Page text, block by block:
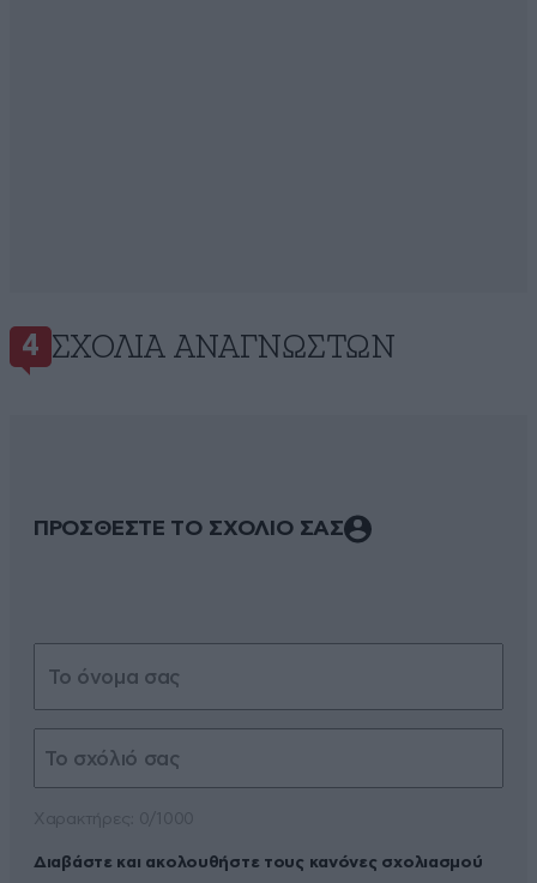
4 ΣΧΌΛΙΑ ΑΝΑΓΝΩΣΤΏΝ
ΠΡΟΣΘΕΣΤΕ ΤΟ ΣΧΟΛΙΟ ΣΑΣ
Διαβάστε και ακολουθήστε τους κανόνες σχολιασμού